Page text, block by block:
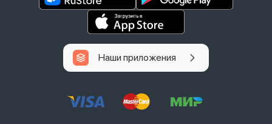
Наши приложения